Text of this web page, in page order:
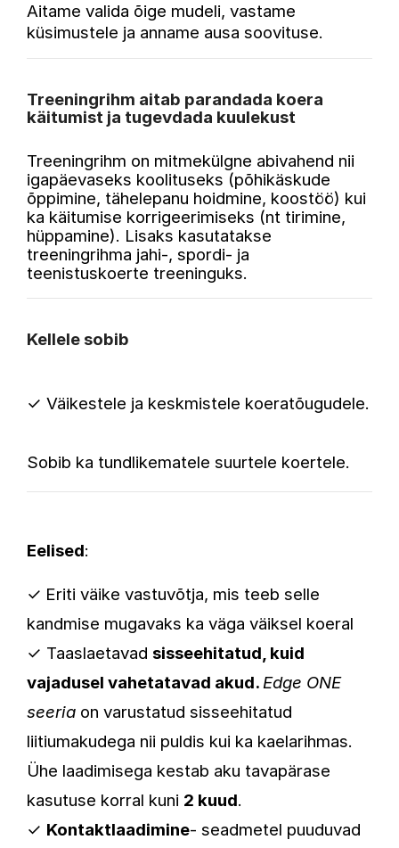
Aitame valida õige mudeli, vastame
küsimustele ja anname ausa soovituse.
Treeningrihm aitab parandada koera
käitumist ja tugevdada kuulekust
Treeningrihm on mitmekülgne abivahend nii
igapäevaseks koolituseks (põhikäskude
õppimine, tähelepanu hoidmine, koostöö) kui
ka käitumise korrigeerimiseks (nt tirimine,
hüppamine). Lisaks kasutatakse
treeningrihma jahi-, spordi- ja
teenistuskoerte treeninguks.
Kellele sobib
✓ Väikestele ja keskmistele koeratõugudele.
Sobib ka tundlikematele suurtele koertele.
Eelised:
✓ Eriti väike vastuvõtja, mis teeb selle
kandmise mugavaks ka väga väiksel koeral
✓ Taaslaetavad sisseehitatud, kuid
vajadusel vahetatavad akud.Edge ONE
seeria on varustatud sisseehitatud
liitiumakudega nii puldis kui ka kaelarihmas.
Ühe laadimisega kestab aku tavapärase
kasutuse korral kuni 2 kuud.
✓ Kontaktlaadimine- seadmetel puuduvad